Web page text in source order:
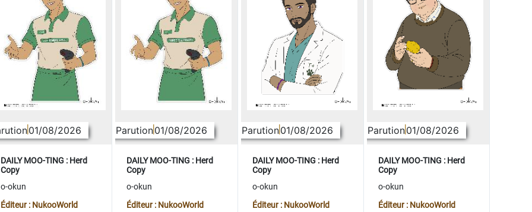
01/08/2026
DAILY MOO-TING : Herd
Copy
o-okun
Éditeur : NukooWorld
Parution01/08/2026
DAILY MOO-TING : Herd
Copy
o-okun
Éditeur : NukooWorld
Parution01/08/2026
DAILY MOO-TING : Herd
Copy
o-okun
Éditeur : NukooWorld
Parution01/08/2026
DAILY MOO-TING : Herd
Copy
o-okun
Éditeur : NukooWorld